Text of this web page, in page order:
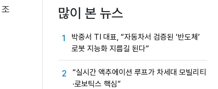
많이 본 뉴스
1
박중서 TI 대표, “자동차서 검증된 ‘반도체’
로봇 지능화 지름길 된다”
2
“실시간 액추에이션 루프가 차세대 모빌리티
·로보틱스 핵심”